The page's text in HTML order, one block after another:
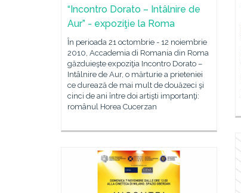
“Incontro Dorato – Intâlnire de
Aur” - expoziţie la Roma
În perioada 21 octombrie - 12 noiembrie
2010, Accademia di Romania din Roma
găzduieşte expoziţia Incontro Dorato –
Intâlnire de Aur, o mărturie a prieteniei
ce durează de mai mult de douăzeci şi
cinci de ani între doi artişti importanţi:
românul Horea Cucerzan